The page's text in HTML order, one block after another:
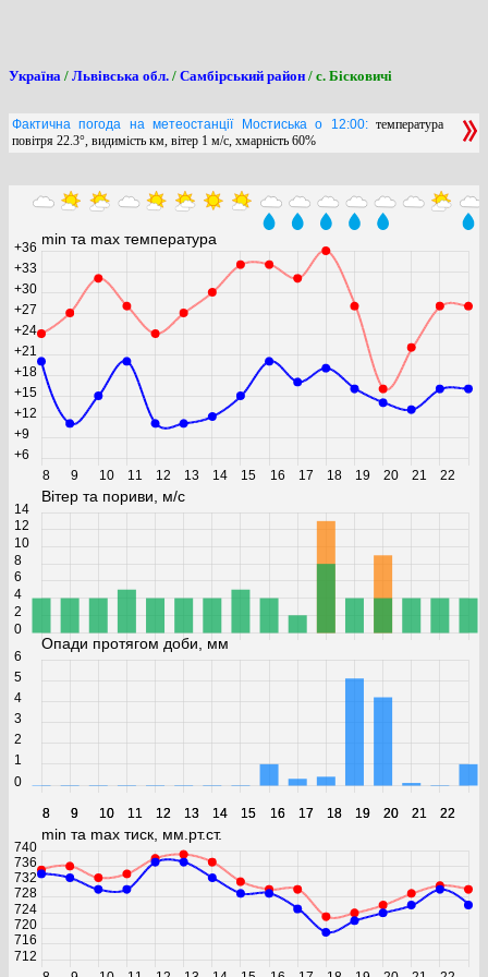
Україна / Львівська обл. / Самбірський район / с. Бісковичі
Фактична погода на метеостанції Мостиська о 12:00:температура
повітря 22.3°, видимість км, вітер 1 м/с, хмарність 60%
min та max температура
8 9 10 11 12 13 14 15 16 17 18 19 20 21 22
+6
+9
+12
+15
+18
+21
+24
+27
+30
+33
+36
Вітер та пориви, м/с
8 9 10 11 12 13 14 15 16 17 18 19 20 21 22
0
2
4
6
8
10
12
14
Опади протягом доби, мм
8 9 10 11 12 13 14 15 16 17 18 19 20 21 22
0
1
2
3
4
5
6
min та max тиск, мм.рт.ст.
712
716
720
724
728
732
736
740